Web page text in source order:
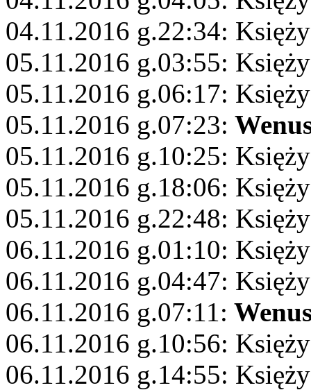
04.11.2016 g.22:34:
05.11.2016 g.03:55:
05.11.2016 g.06:17:
05.11.2016 g.07:23:
05.11.2016 g.10:25:
05.11.2016 g.18:06:
05.11.2016 g.22:48:
06.11.2016 g.01:10:
06.11.2016 g.04:47:
06.11.2016 g.07:11:
06.11.2016 g.10:56:
06.11.2016 g.14:55: